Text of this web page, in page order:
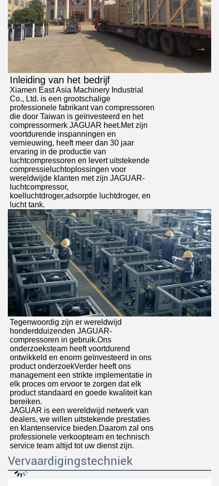
Laat een bericht achter
We bellen je snel terug!
Inleiding van het bedrijf
Xiamen East Asia Machinery Industrial
Co., Ltd. is een grootschalige
professionele fabrikant van compressoren
die door Taiwan is geïnvesteerd en het
compressormerk JAGUAR heet.Met zijn
voortdurende inspanningen en
vernieuwing, heeft meer dan 30 jaar
ervaring in de productie van
luchtcompressoren en levert uitstekende
compressieluchtoplossingen voor
wereldwijde klanten met zijn JAGUAR-
luchtcompressor,
koelluchtdroger,adsorptie luchtdroger, en
lucht tank.
Tegenwoordig zijn er wereldwijd
honderdduizenden JAGUAR-
compressoren in gebruik.Ons
onderzoeksteam heeft voortdurend
ontwikkeld en enorm geïnvesteerd in ons
product onderzoekVerder heeft ons
management een strikte implementatie in
elk proces om ervoor te zorgen dat elk
product standaard en goede kwaliteit kan
bereiken.
JAGUAR is een wereldwijd netwerk van
dealers, we willen uitstekende prestaties
en klantenservice bieden.Daarom zal ons
professionele verkoopteam en technisch
service team altijd tot uw dienst zijn.
Vervaardigingstechniek